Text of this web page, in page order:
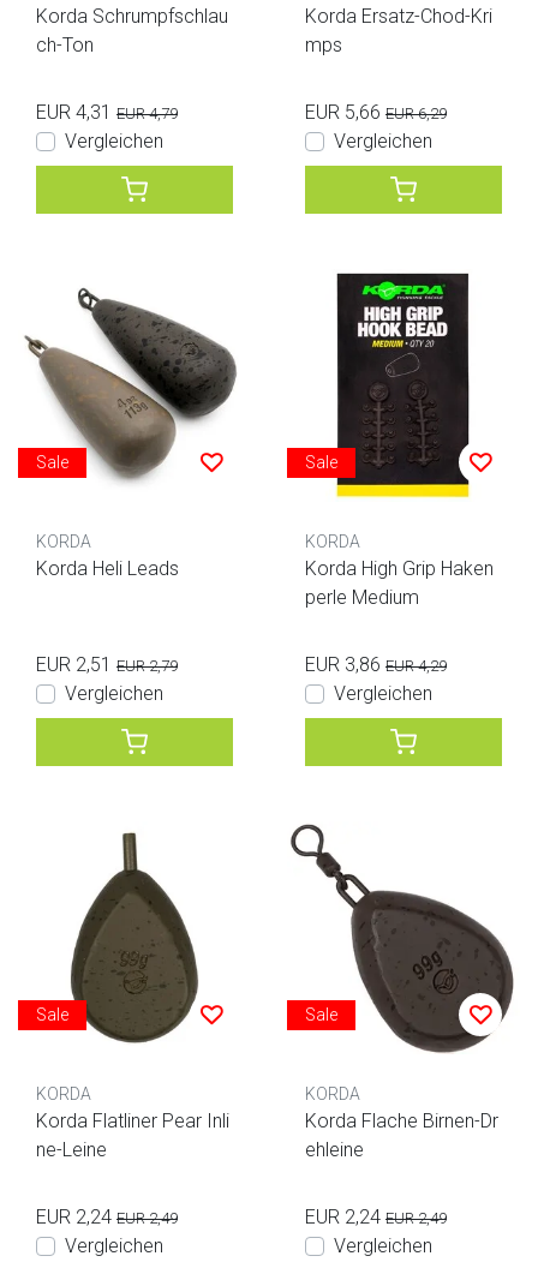
Korda Schrumpfschlau
ch-Ton
EUR 4,31 EUR 4,79
Vergleichen
Korda Ersatz-Chod-Kri
mps
EUR 5,66 EUR 6,29
Vergleichen
Sale
KORDA
Korda Heli Leads
EUR 2,51 EUR 2,79
Vergleichen
Sale
KORDA
Korda High Grip Haken
perle Medium
EUR 3,86 EUR 4,29
Vergleichen
Sale
KORDA
Korda Flatliner Pear Inli
ne-Leine
EUR 2,24 EUR 2,49
Vergleichen
Sale
KORDA
Korda Flache Birnen-Dr
ehleine
EUR 2,24 EUR 2,49
Vergleichen